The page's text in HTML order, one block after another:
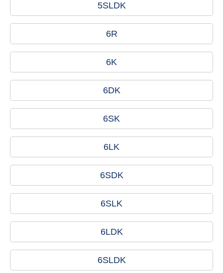
5SLDK
6R
6K
6DK
6SK
6LK
6SDK
6SLK
6LDK
6SLDK